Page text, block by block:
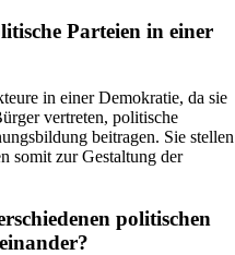
Parteien in einer
in einer Demokratie, da sie
vertreten, politische
beitragen. Sie stellen
somit zur Gestaltung der
politischen